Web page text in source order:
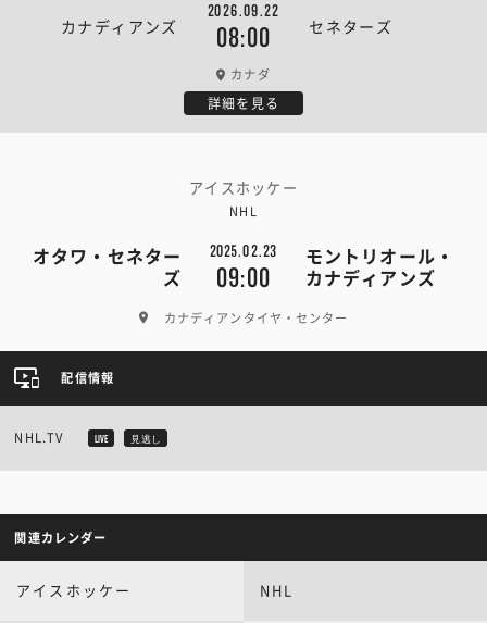
カナディアンズ
2026.09.22
08:00 セネターズ
カナダ
詳細を見る
アイスホッケー
NHL
オタワ・セネター
ズ
2025.02.23
09:00
モントリオール・
カナディアンズ
カナディアンタイヤ・センター
配信情報
NHL.TV LIVE 見逃し
関連カレンダー
アイスホッケー NHL